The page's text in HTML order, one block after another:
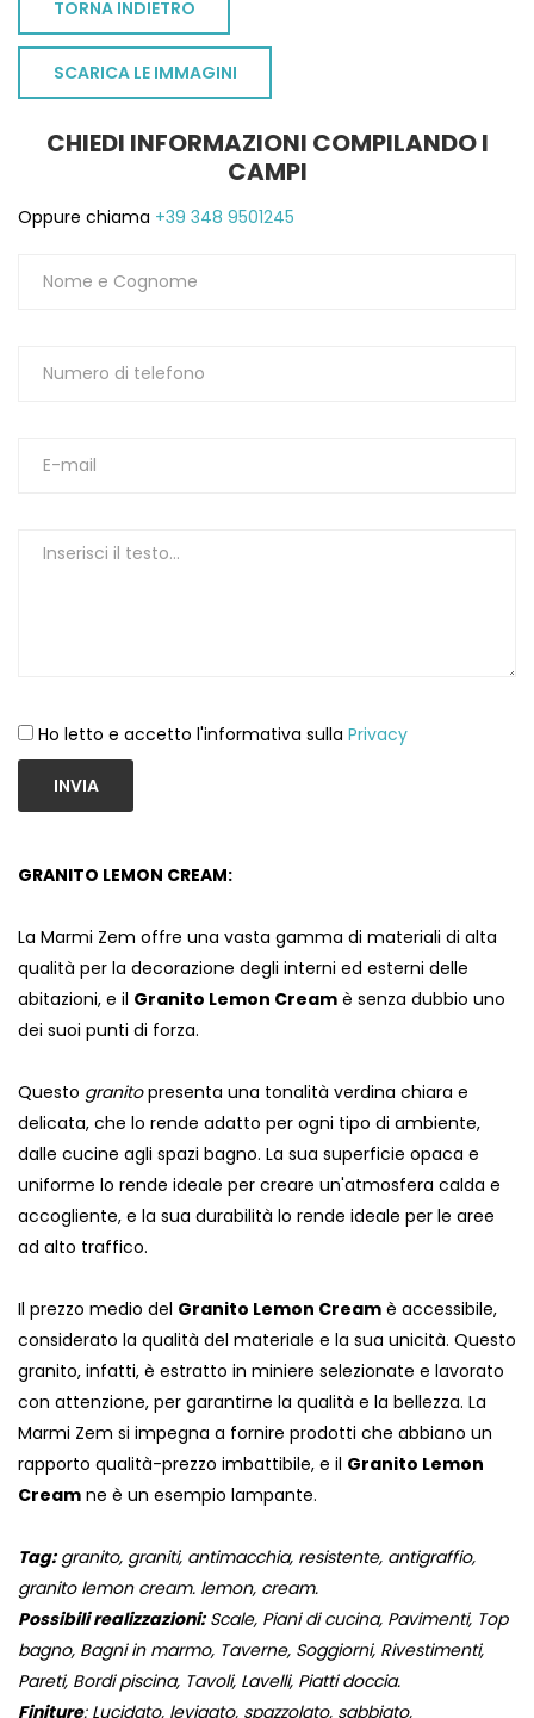
TORNA INDIETRO
SCARICA LE IMMAGINI
CHIEDI INFORMAZIONI COMPILANDO I
CAMPI
Oppure chiama +39 348 9501245
Ho letto e accetto l'informativa sulla Privacy
INVIA
GRANITO LEMON CREAM:
La Marmi Zem offre una vasta gamma di materiali di alta
qualità per la decorazione degli interni ed esterni delle
abitazioni, e il Granito Lemon Cream è senza dubbio uno
dei suoi punti di forza.
Questo granitopresenta una tonalità verdina chiara e
delicata, che lo rende adatto per ogni tipo di ambiente,
dalle cucine agli spazi bagno. La sua superficie opaca e
uniforme lo rende ideale per creare un'atmosfera calda e
accogliente, e la sua durabilità lo rende ideale per le aree
ad alto traffico.
Il prezzo medio del Granito Lemon Cream è accessibile,
considerato la qualità del materiale e la sua unicità. Questo
granito, infatti, è estratto in miniere selezionate e lavorato
con attenzione, per garantirne la qualità e la bellezza. La
Marmi Zem si impegna a fornire prodotti che abbiano un
rapporto qualità-prezzo imbattibile, e il Granito Lemon
Cream ne è un esempio lampante.
Tag:granito, graniti, antimacchia, resistente, antigraffio,
granito lemon cream. lemon, cream.
Possibili realizzazioni:Scale, Piani di cucina, Pavimenti, Top
bagno, Bagni in marmo, Taverne, Soggiorni, Rivestimenti,
Pareti, Bordi piscina, Tavoli, Lavelli, Piatti doccia.
Finiture: Lucidato, levigato, spazzolato, sabbiato,